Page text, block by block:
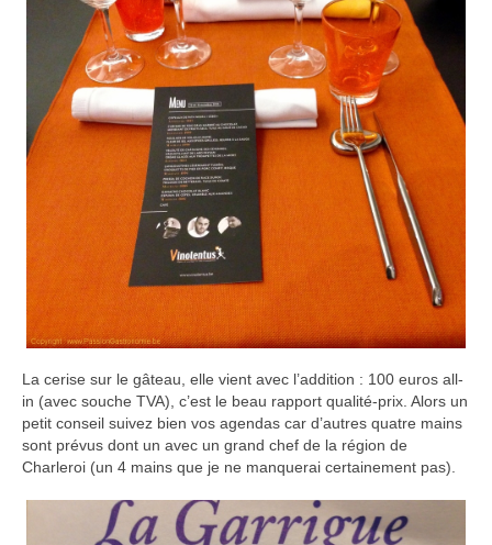
La cerise sur le gâteau, elle vient avec l’addition : 100 euros all-
in (avec souche TVA), c’est le beau rapport qualité-prix. Alors un
petit conseil suivez bien vos agendas car d’autres quatre mains
sont prévus dont un avec un grand chef de la région de
Charleroi (un 4 mains que je ne manquerai certainement pas).